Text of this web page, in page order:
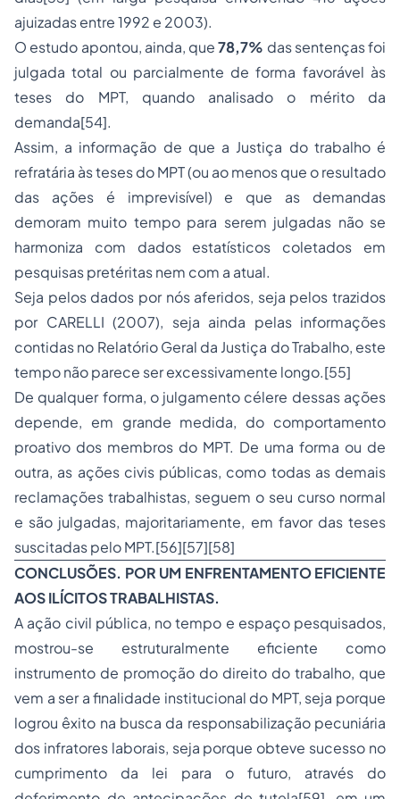
ajuizadas entre 1992 e 2003).
O estudo apontou, ainda, que78,7% das sentenças foi
julgada total ou parcialmente de forma favorável às
teses do MPT, quando analisado o mérito da
demanda[54].
Assim, a informação de que a Justiça do trabalho é
refratária às teses do MPT (ou ao menos que o resultado
das ações é imprevisível) e que as demandas
demoram muito tempo para serem julgadas não se
harmoniza com dados estatísticos coletados em
pesquisas pretéritas nem com a atual.
Seja pelos dados por nós aferidos, seja pelos trazidos
por CARELLI (2007), seja ainda pelas informações
contidas no Relatório Geral da Justiça do Trabalho, este
tempo não parece ser excessivamente longo.[55]
De qualquer forma, o julgamento célere dessas ações
depende, em grande medida, do comportamento
proativo dos membros do MPT. De uma forma ou de
outra, as ações civis públicas, como todas as demais
reclamações trabalhistas, seguem o seu curso normal
e são julgadas, majoritariamente, em favor das teses
suscitadas pelo MPT.[56][57][58]
CONCLUSÕES. POR UM ENFRENTAMENTO EFICIENTE
AOS ILÍCITOS TRABALHISTAS.
A ação civil pública, no tempo e espaço pesquisados,
mostrou-se estruturalmente eficiente como
instrumento de promoção do direito do trabalho, que
vem a ser a finalidade institucional do MPT, seja porque
logrou êxito na busca da responsabilização pecuniária
dos infratores laborais, seja porque obteve sucesso no
cumprimento da lei para o futuro, através do